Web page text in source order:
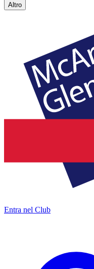
Altro
Entra nel Club